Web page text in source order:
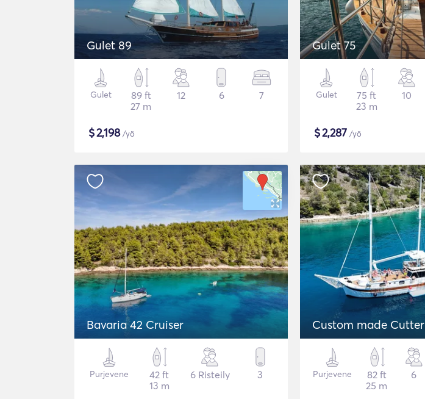
Gulet 89
Gulet
89 ft
27 m
12 6 7
$2,198/yö
Gulet 75
Gulet
75 ft
23 m
10
$2,287 /yö
Bavaria 42 Cruiser
Purjevene
42 ft
13 m
6 Risteily 3
Custom made Cutter
Purjevene
82 ft
25 m
6